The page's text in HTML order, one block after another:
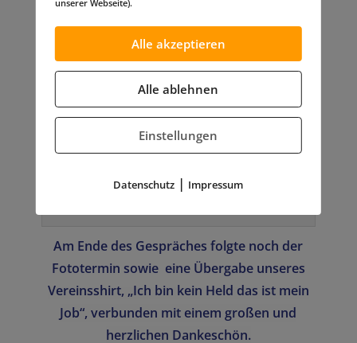
Am Ende des Gespräches folgte noch der
Fototermin sowie eine Übergabe unseres
Vereinsshirt, „Ich bin kein Held das ist mein
Job“, verbunden mit einem großen und
herzlichen Dankeschön.
unserer Webseite).
Alle akzeptieren
Alle ablehnen
Einstellungen
Datenschutz | Impressum